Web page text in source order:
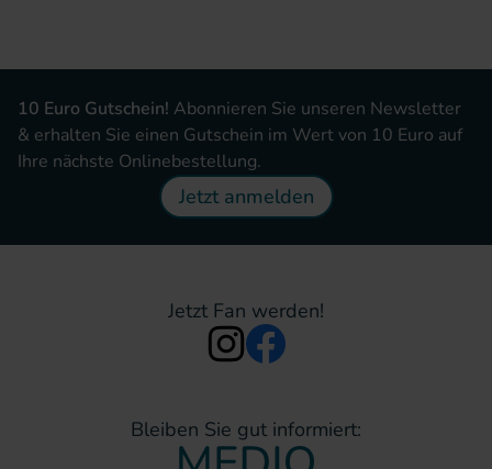
10 Euro Gutschein! Abonnieren Sie unseren Newsletter
& erhalten Sie einen Gutschein im Wert von 10 Euro auf
Ihre nächste Onlinebestellung.
Jetzt anmelden
Jetzt Fan werden!
Bleiben Sie gut informiert: